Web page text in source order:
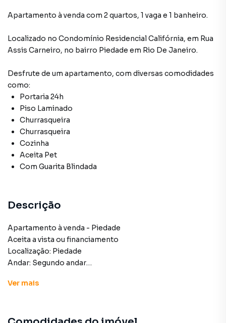
Apartamento à venda com 2 quartos, 1 vaga e 1 banheiro.
Localizado no Condomínio Residencial Califórnia, em Rua
Assis Carneiro, no bairro Piedade em Rio De Janeiro.
Desfrute de um apartamento, com diversas comodidades
como:
Portaria 24h
Piso Laminado
Churrasqueira
Churrasqueira
Cozinha
Aceita Pet
Com Guarita Blindada
Descrição
Apartamento à venda - Piedade
Aceita a vista ou financiamento
Localização: Piedade
Andar: Segundo andar
procurava ou deseja mais informações sobre
Ver mais